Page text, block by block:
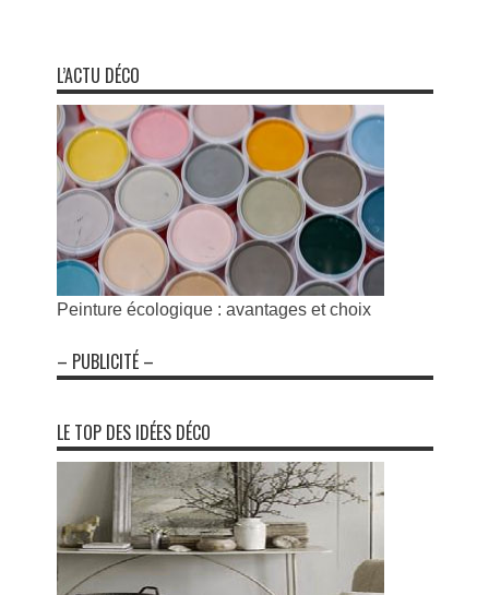
L’ACTU DÉCO
Peinture écologique : avantages et choix
– PUBLICITÉ –
LE TOP DES IDÉES DÉCO